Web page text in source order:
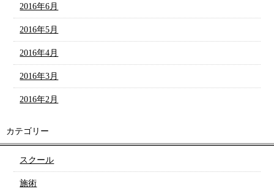
2016年6月
2016年5月
2016年4月
2016年3月
2016年2月
カテゴリー
スクール
施術